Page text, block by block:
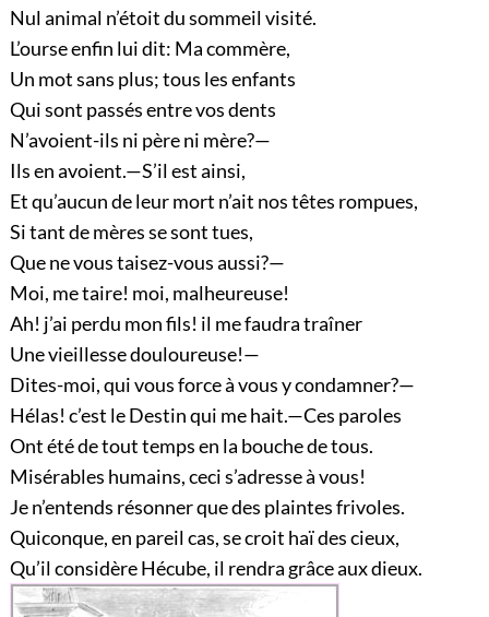
Nul animal n’étoit du sommeil visité.
L’ourse enfin lui dit: Ma commère,
Un mot sans plus; tous les enfants
Qui sont passés entre vos dents
N’avoient-ils ni père ni mère?—
Ils en avoient.—S’il est ainsi,
Et qu’aucun de leur mort n’ait nos têtes rompues,
Si tant de mères se sont tues,
Que ne vous taisez-vous aussi?—
Moi, me taire! moi, malheureuse!
Ah! j’ai perdu mon fils! il me faudra traîner
Une vieillesse douloureuse!—
Dites-moi, qui vous force à vous y condamner?—
Hélas! c’est le Destin qui me hait.—Ces paroles
Ont été de tout temps en la bouche de tous.
Misérables humains, ceci s’adresse à vous!
Je n’entends résonner que des plaintes frivoles.
Quiconque, en pareil cas, se croit haï des cieux,
Qu’il considère Hécube, il rendra grâce aux dieux.